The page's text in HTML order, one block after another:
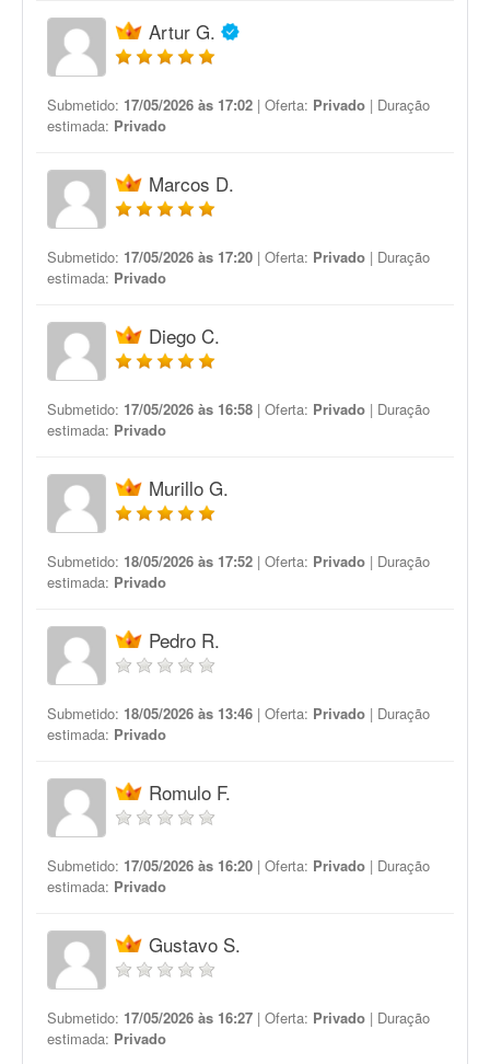
Artur G.
Submetido: 17/05/2026 às 17:02 | Oferta: Privado | Duração
estimada: Privado
Marcos D.
Submetido: 17/05/2026 às 17:20 | Oferta: Privado | Duração
estimada: Privado
Diego C.
Submetido: 17/05/2026 às 16:58 | Oferta: Privado | Duração
estimada: Privado
Murillo G.
Submetido: 18/05/2026 às 17:52 | Oferta: Privado | Duração
estimada: Privado
Pedro R.
Submetido: 18/05/2026 às 13:46 | Oferta: Privado | Duração
estimada: Privado
Romulo F.
Submetido: 17/05/2026 às 16:20 | Oferta: Privado | Duração
estimada: Privado
Gustavo S.
Submetido: 17/05/2026 às 16:27 | Oferta: Privado | Duração
estimada: Privado